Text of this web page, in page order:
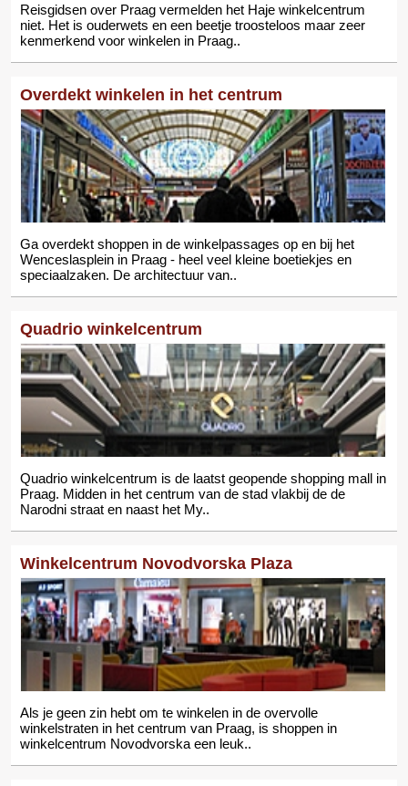
Reisgidsen over Praag vermelden het Haje winkelcentrum
niet. Het is ouderwets en een beetje troosteloos maar zeer
kenmerkend voor winkelen in Praag..
Overdekt winkelen in het centrum
Ga overdekt shoppen in de winkelpassages op en bij het
Wenceslasplein in Praag - heel veel kleine boetiekjes en
speciaalzaken. De architectuur van..
Quadrio winkelcentrum
Quadrio winkelcentrum is de laatst geopende shopping mall in
Praag. Midden in het centrum van de stad vlakbij de de
Narodni straat en naast het My..
Winkelcentrum Novodvorska Plaza
Als je geen zin hebt om te winkelen in de overvolle
winkelstraten in het centrum van Praag, is shoppen in
winkelcentrum Novodvorska een leuk..